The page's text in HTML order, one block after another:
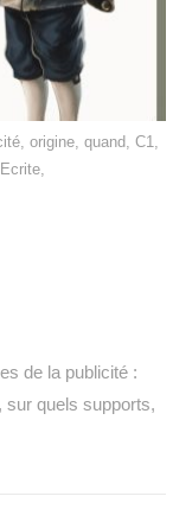
origine, quand, C1,
de la publicité :
sur quels supports,